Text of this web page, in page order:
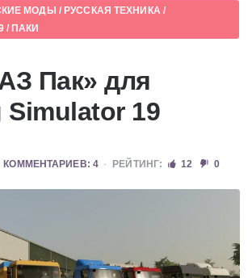
МОДЫ / РУССКАЯ ТЕХНИКА/
/ ПАКИ
Пак» для
Simulator 19
КОММЕНТАРИЕВ: 4 РЕЙТИНГ: 12 0